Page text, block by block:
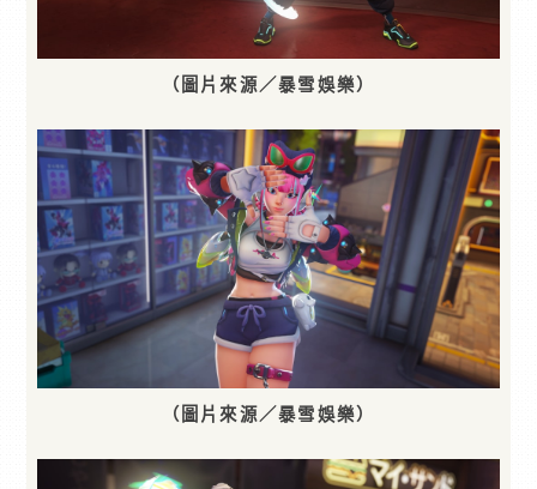
（圖片來源／暴雪娛樂）
（圖片來源／暴雪娛樂）